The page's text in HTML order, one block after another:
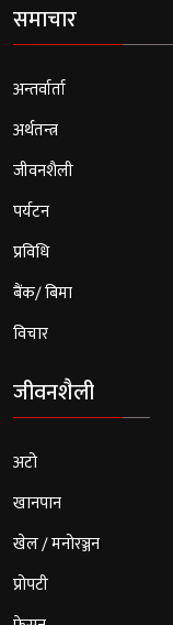
समाचार
अन्तर्वार्ता
अर्थतन्त्र
जीवनशैली
पर्यटन
प्रविधि
बैंक/ बिमा
विचार
जीवनशैली
अटो
खानपान
खेल / मनोरञ्जन
प्रोपटी